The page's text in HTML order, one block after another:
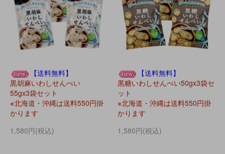
【送料無料】
黒胡麻いわしせんべい
55gx3袋セット
※北海道・沖縄は送料550円掛
かります
1,580円(税込)
【送料無料】
黒糖いわしせんべい50gx3袋セ
ット
※北海道・沖縄は送料550円掛
かります
1,580円(税込)